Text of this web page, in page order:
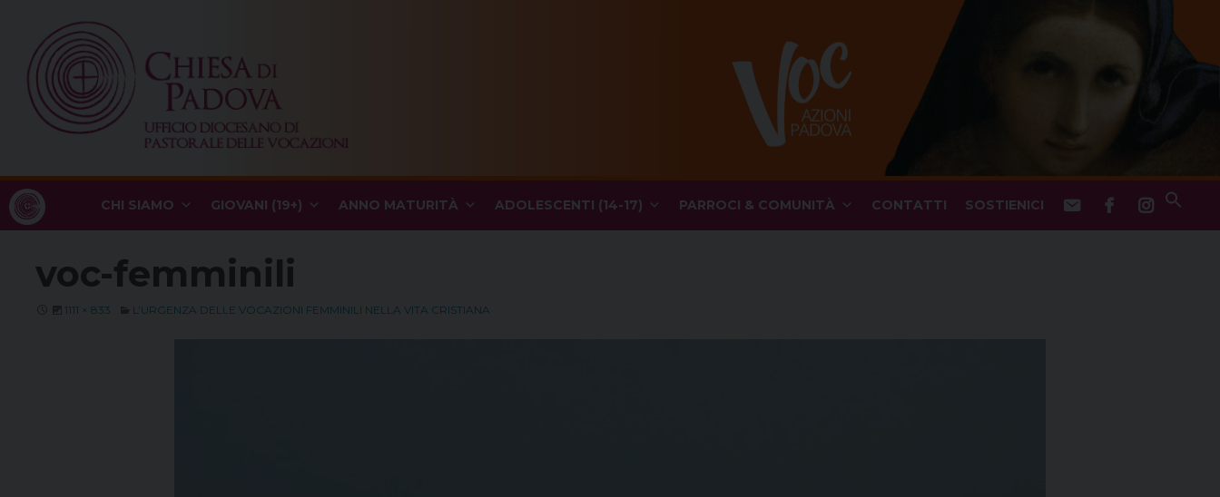
content
CHI SIAMO GIOVANI (19+) ANNO MATURITÀ ADOLESCENTI (14-17) PARROCI & COMUNITÀ CONTATTI SOSTIENICI
voc-femminili
1111 × 833 L’URGENZA DELLE VOCAZIONI FEMMINILI NELLA VITA CRISTIANA